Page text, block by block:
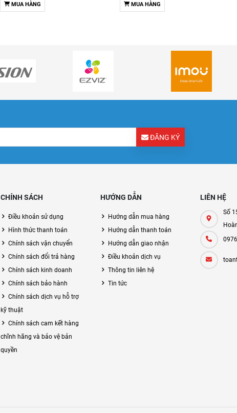
MUA HÀNG MUA HÀNG
ĐĂNG KÝ
CHÍNH SÁCH
Điều khoản sử dụng
Hình thức thanh toán
Chính sách vận chuyển
Chính sách đổi trả hàng
Chính sách kinh doanh
Chính sách bảo hành
Chính sách dịch vụ hỗ trợ
kỹ thuật
Chính sách cam kết hàng
chĩnh hãng và bảo vệ bản
quyền
HƯỚNG DẪN
Hướng dẫn mua hàng
Hướng dẫn thanh toán
Hướng dẫn giao nhận
Điều khoản dịch vụ
Thông tin liên hệ
Tin tức
LIÊN HỆ
Số